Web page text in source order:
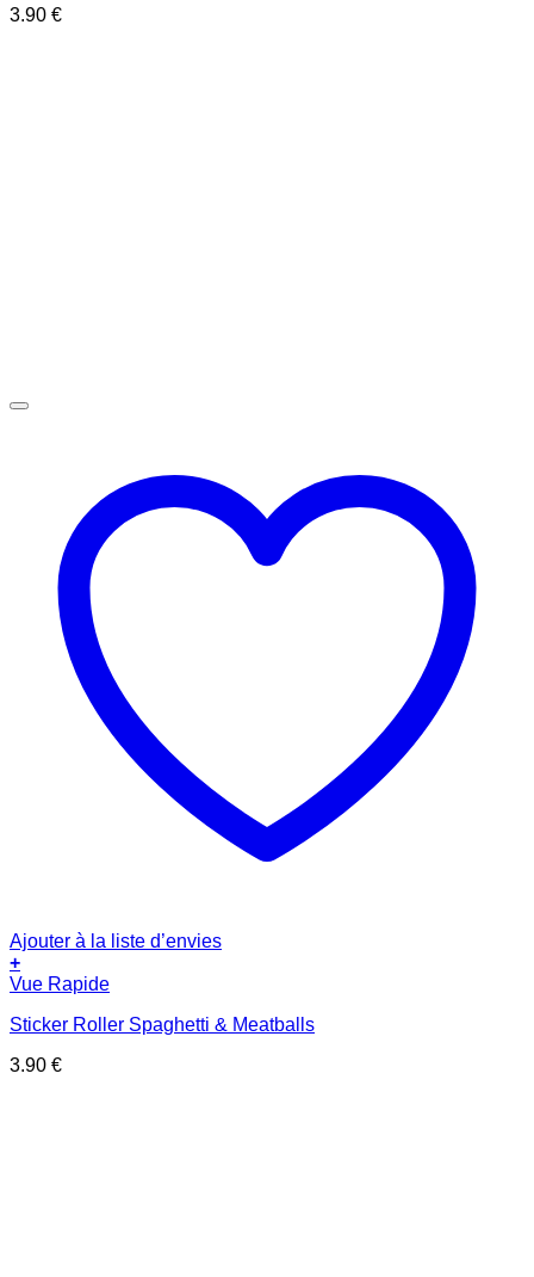
3.90 €
Ajouter à la liste d’envies
+
Vue Rapide
Sticker Roller Spaghetti & Meatballs
3.90 €